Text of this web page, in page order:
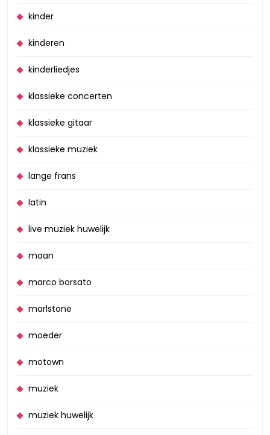
kinder
kinderen
kinderliedjes
klassieke concerten
klassieke gitaar
klassieke muziek
lange frans
latin
live muziek huwelijk
maan
marco borsato
marlstone
moeder
motown
muziek
muziek huwelijk